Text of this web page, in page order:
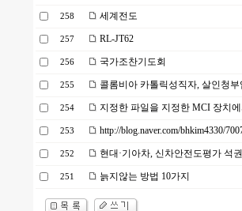
258 세계전도
257 RL-JT62
256 국가조찬기도회
255 콜롬비아 카톨릭성직자, 살인청
254 지정한 파일을 지정한 MCI 장치
253 http://blog.naver.com/bhkim4330/
252 현대·기아차, 신차안전도평가 석권
251 늙지않는 방법 10가지